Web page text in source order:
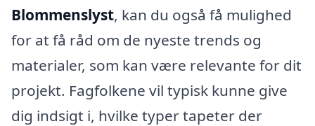
Blommenslyst, kan du også få mulighed
for at få råd om de nyeste trends og
materialer, som kan være relevante for dit
projekt. Fagfolkene vil typisk kunne give
dig indsigt i, hvilke typer tapeter der